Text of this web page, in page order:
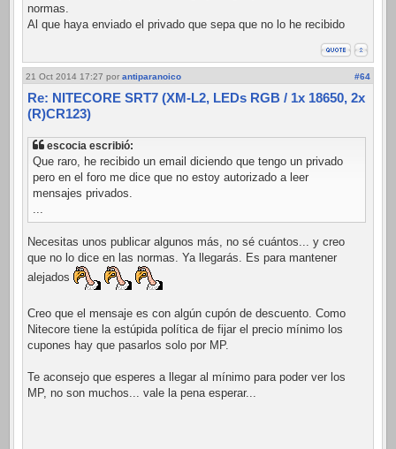
normas.
Al que haya enviado el privado que sepa que no lo he recibido
21 Oct 2014 17:27 por antiparanoico #64
Re: NITECORE SRT7 (XM-L2, LEDs RGB / 1x 18650, 2x
(R)CR123)
escocia escribió:
Que raro, he recibido un email diciendo que tengo un privado
pero en el foro me dice que no estoy autorizado a leer
mensajes privados.
...
Necesitas unos publicar algunos más, no sé cuántos... y creo
que no lo dice en las normas. Ya llegarás. Es para mantener
alejados
Creo que el mensaje es con algún cupón de descuento. Como
Nitecore tiene la estúpida política de fijar el precio mínimo los
cupones hay que pasarlos solo por MP.
Te aconsejo que esperes a llegar al mínimo para poder ver los
MP, no son muchos... vale la pena esperar...